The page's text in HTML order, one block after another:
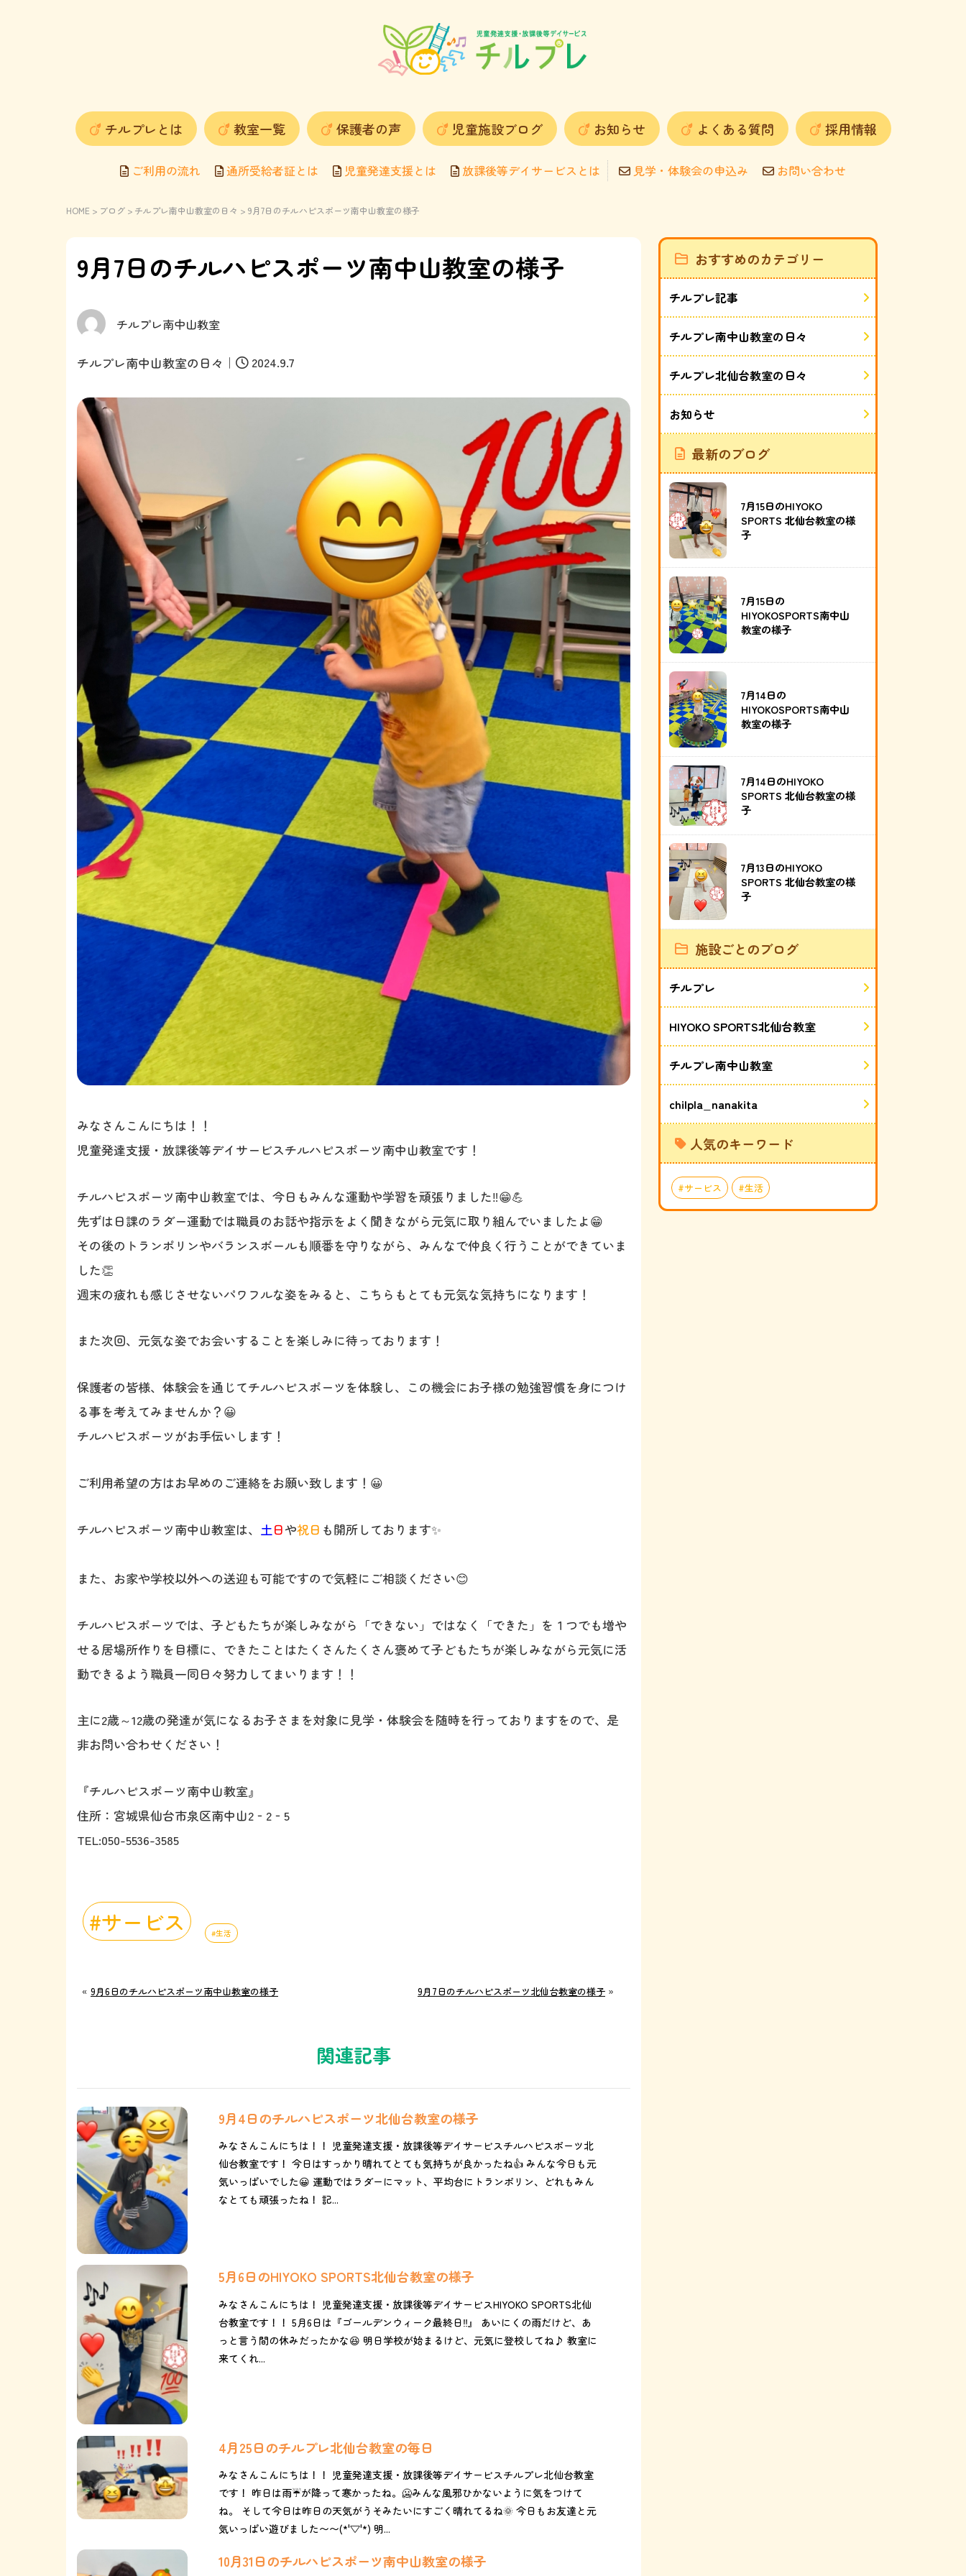
チルプレとは 教室一覧 保護者の声 児童施設ブログ お知らせ よくある質問 採用情報
ご利用の流れ 通所受給者証とは 児童発達支援とは 放課後等デイサービスとは 見学・体験会の申込み お問い合わせ
HOME > ブログ > チルプレ南中山教室の日々 > 9月7日のチルハピスポーツ南中山教室の様子
9月7日のチルハピスポーツ南中山教室の様子
チルプレ南中山教室
チルプレ南中山教室の日々 ｜ 2024.9.7
みなさんこんにちは！！
児童発達支援・放課後等デイサービスチルハピスポーツ南中山教室です！
チルハピスポーツ南中山教室では、今日もみんな運動や学習を頑張りました‼️😁💪
先ずは日課のラダー運動では職員のお話や指示をよく聞きながら元気に取り組んでいましたよ😁
その後のトランポリンやバランスボールも順番を守りながら、みんなで仲良く行うことができていま
した👏
週末の疲れも感じさせないパワフルな姿をみると、こちらもとても元気な気持ちになります！
また次回、元気な姿でお会いすることを楽しみに待っております！
保護者の皆様、体験会を通じてチルハピスポーツを体験し、この機会にお子様の勉強習慣を身につけ
る事を考えてみませんか？😀
チルハピスポーツがお手伝いします！
ご利用希望の方はお早めのご連絡をお願い致します！😀
チルハピスポーツ南中山教室は、 土日や祝日 も開所しております✨
また、お家や学校以外への送迎も可能ですので気軽にご相談ください😊
チルハピスポーツでは、子どもたちが楽しみながら「できない」ではなく「できた」を１つでも増や
せる居場所作りを目標に、できたことはたくさんたくさん褒めて子どもたちが楽しみながら元気に活
動できるよう職員一同日々努力してまいります！！
主に2歳～12歳の発達が気になるお子さまを対象に見学・体験会を随時を行っておりますをので、是
非お問い合わせください！
『チルハピスポーツ南中山教室』
住所：宮城県仙台市泉区南中山2‐2‐5
TEL:050-5536-3585
サービス 生活
« 9月6日のチルハピスポーツ南中山教室の様子 9月7日のチルハピスポーツ北仙台教室の様子 »
関連記事
9月4日のチルハピスポーツ北仙台教室の様子
みなさんこんにちは！！ 児童発達支援・放課後等デイサービスチルハピスポーツ北
仙台教室です！ 今日はすっかり晴れてとても気持ちが良かったね👍 みんな今日も元
気いっぱいでした😀 運動ではラダーにマット、平均台にトランポリン、どれもみん
なとても頑張ったね！ 記...
5月6日のHIYOKO SPORTS北仙台教室の様子
みなさんこんにちは！ 児童発達支援・放課後等デイサービスHIYOKO SPORTS北仙
台教室です！！ 5月6日は『ゴールデンウィーク最終日‼️』 あいにくの雨だけど、あ
っと言う間の休みだったかな😆 明日学校が始まるけど、元気に登校してね♪ 教室に
来てくれ...
4月25日のチルプレ北仙台教室の毎日
みなさんこんにちは！！ 児童発達支援・放課後等デイサービスチルプレ北仙台教室
です！ 昨日は雨☔が降って寒かったね。🥶みんな風邪ひかないように気をつけて
ね。 そして今日は昨日の天気がうそみたいにすごく晴れてるね🌞 今日もお友達と元
気いっぱい遊びました〜〜(*'▽'*) 明...
10月31日のチルハピスポーツ南中山教室の様子
おすすめのカテゴリー
チルプレ記事
チルプレ南中山教室の日々
チルプレ北仙台教室の日々
お知らせ
最新のブログ
7月15日のHIYOKO
SPORTS 北仙台教室の様
子
7月15日の
HIYOKOSPORTS南中山
教室の様子
7月14日の
HIYOKOSPORTS南中山
教室の様子
7月14日のHIYOKO
SPORTS 北仙台教室の様
子
7月13日のHIYOKO
SPORTS 北仙台教室の様
子
施設ごとのブログ
チルプレ
HIYOKO SPORTS北仙台教室
チルプレ南中山教室
chilpla_nanakita
人気のキーワード
サービス 生活